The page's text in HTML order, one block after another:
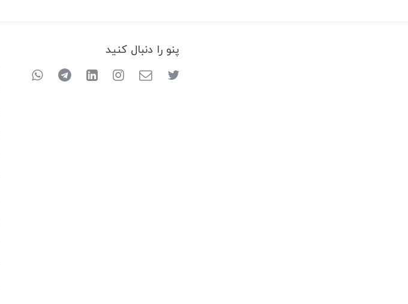
پنو را دنبال کنید